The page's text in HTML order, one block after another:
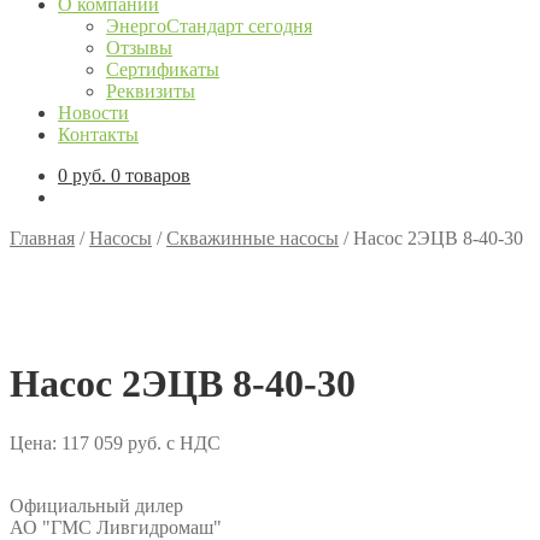
О компании
ЭнергоСтандарт сегодня
Отзывы
Сертификаты
Реквизиты
Новости
Контакты
0 руб. 0 товаров
Главная /Насосы /Скважинные насосы /Насос 2ЭЦВ 8-40-30
Насос 2ЭЦВ 8-40-30
Цена: 117 059 руб. с НДС
Официальный дилер
АО "ГМС Ливгидромаш"